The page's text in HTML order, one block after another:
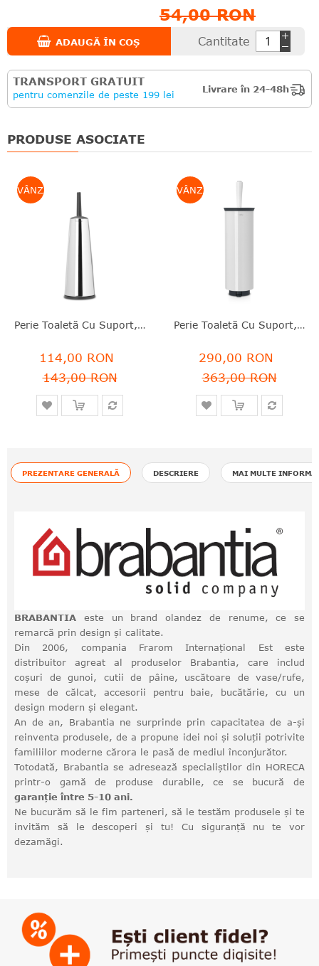
54,00 RON
Cantitate
ADAUGĂ ÎN COȘ
TRANSPORT GRATUIT
pentru comenzile de peste 199 lei
Livrare în 24-48h
PRODUSE ASOCIATE
VÂNZARE
Perie Toaletă Cu Suport, Inox Lucios, Argintiu, 42x12x12 Cm, ReNew, Brabantia - 8710755414640
114,00 RON
143,00 RON
VÂNZARE
Perie Toaletă Cu Suport, Inox, Alb, 43x13x11.5 Cm, Profile, Brabantia - 8710755483325
290,00 RON
363,00 RON
PREZENTARE GENERALĂ DESCRIERE MAI MULTE
BRABANTIA este un brand olandez de renume, ce se
remarcă prin design și calitate.
Din 2006, compania Frarom Internațional Est este
distribuitor agreat al produselor Brabantia, care includ
coșuri de gunoi, cutii de pâine, uscătoare de vase/rufe,
mese de călcat, accesorii pentru baie, bucătărie, cu un
design modern și elegant.
An de an, Brabantia ne surprinde prin capacitatea de a-și
reinventa produsele, de a propune idei noi și soluții potrivite
familiilor moderne cărora le pasă de mediul înconjurător.
Totodată, Brabantia se adresează specialiștilor din HORECA
printr-o gamă de produse durabile, ce se bucură de
garanție între 5-10 ani.
Ne bucurăm să le fim parteneri, să le testăm produsele și te
invităm să le descoperi și tu! Cu siguranță nu te vor
dezamăgi.